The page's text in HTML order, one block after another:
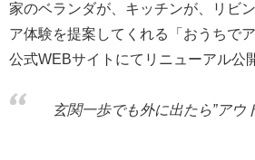
家のベランダが、キッチンが、リビ
ア体験を提案してくれる「おうちで
公式WEBサイトにてリニューアル公
玄関一歩でも外に出たら”アウ